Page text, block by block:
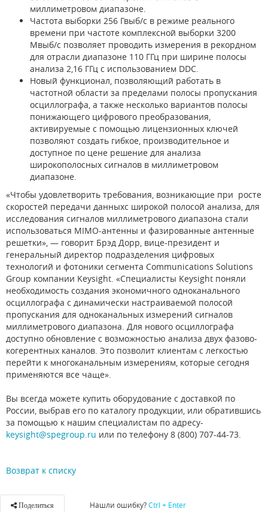
миллиметровом диапазоне.
Частота выборки 256 Гвыб/с в режиме реального
времени при частоте комплексной выборки 3200
Мвыб/с позволяет проводить измерения в рекордном
для отрасли диапазоне 110 ГГц при ширине полосы
анализа 2,16 ГГц с использованием DDC.
Новый функционал, позволяющий работать в
частотной области за пределами полосы пропускания
осциллографа, а также несколько вариантов полосы
понижающего цифрового преобразования,
активируемые с помощью лицензионных ключей
позволяют создать гибкое, производительное и
доступное по цене решение для анализа
широкополосных сигналов в миллиметровом
диапазоне.
«Чтобы удовлетворить требования, возникающие при росте
скоростей передачи данныхс широкой полосой анализа, для
исследования сигналов миллиметрового диапазона стали
использоваться MIMO-антенны и фазированные антенные
решетки», — говорит Брэд Дорр, вице-президент и
генеральный директор подразделения цифровых
технологий и фотоники сегмента Communications Solutions
Group компании Keysight. «Специалисты Keysight поняли
необходимость создания экономичного одноканального
осциллографа с динамически настраиваемой полосой
пропускания для одноканальных измерений сигналов
миллиметрового диапазона. Для нового осциллографа
доступно обновление с возможностью анализа двух фазово-
когерентных каналов. Это позволит клиентам с легкостью
перейти к многоканальным измерениям, которые сегодня
применяются все чаще».
Вы всегда можете купить оборудование с доставкой по
России, выбрав его по каталогу продукции, или обратившись
за помощью к нашим специалистам по адресу-
keysight@spegroup.ru или по телефону 8 (800) 707-44-73.
Возврат к списку
Поделиться Нашли ошибку?Ctrl + Enter